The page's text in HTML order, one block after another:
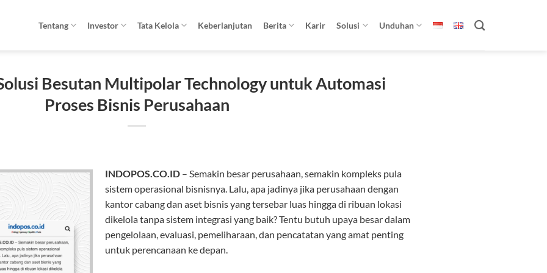
Tentang Investor Tata Kelola Keberlanjutan Berita Karir Solusi Unduhan
Besutan Multipolar Technology untuk Automasi
Proses Bisnis Perusahaan
INDOPOS.CO.ID– Semakin besar perusahaan, semakin kompleks pula
sistem operasional bisnisnya. Lalu, apa jadinya jika perusahaan dengan
kantor cabang dan aset bisnis yang tersebar luas hingga di ribuan lokasi
dikelola tanpa sistem integrasi yang baik? Tentu butuh upaya besar dalam
pengelolaan, evaluasi, pemeliharaan, dan pencatatan yang amat penting
untuk perencanaan ke depan.